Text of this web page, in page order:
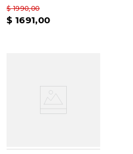
$ 1990,00
$ 1691,00